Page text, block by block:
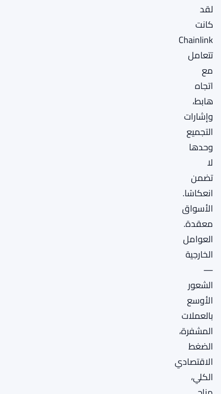
لقد
كانت
Chainlink
تتعامل
مع
اتجاه
هابط،
وإشارات
التجميع
وحدها
لا
تضمن
انعكاسًا.
الأسواق
معقدة.
العوامل
الخارجية
—
الشعور
الأوسع
بالعملات
المشفرة،
الضغط
الاقتصادي
الكلي،